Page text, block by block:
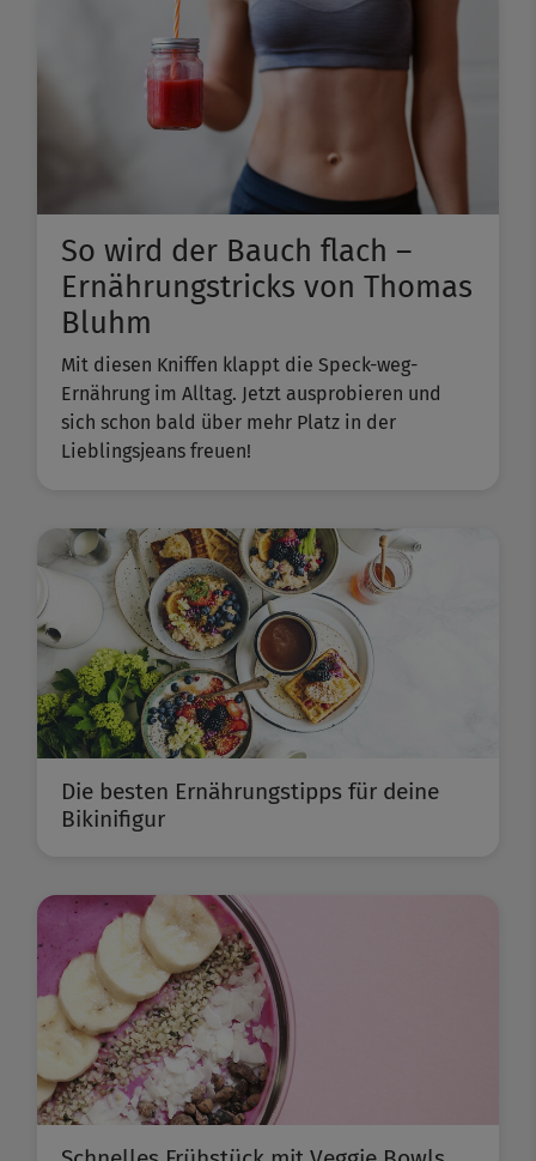
So wird der Bauch flach –
Ernährungstricks von Thomas
Bluhm
Mit diesen Kniffen klappt die Speck-weg-
Ernährung im Alltag. Jetzt ausprobieren und
sich schon bald über mehr Platz in der
Lieblingsjeans freuen!
Die besten Ernährungstipps für deine
Bikinifigur